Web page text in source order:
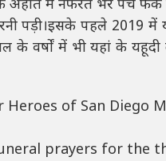
में नफरत भरे पर्चे फेंके
पड़ी।इसके पहले 2019 में
के वर्षों में भी यहां के
of San Diego
prayers for the